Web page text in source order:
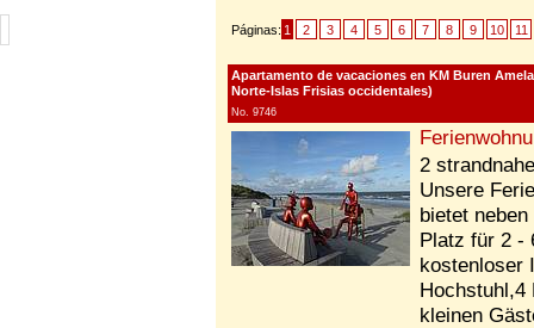
Páginas: 1 2 3 4 5 6 7 8 9 10 11
Apartamento de vacaciones en KM Buren
Norte-Islas Frisias occidentales)
No. 9746
2
Unsere
bietet
Platz für 2 -
kostenloser
Hochstuhl,4
kleinen